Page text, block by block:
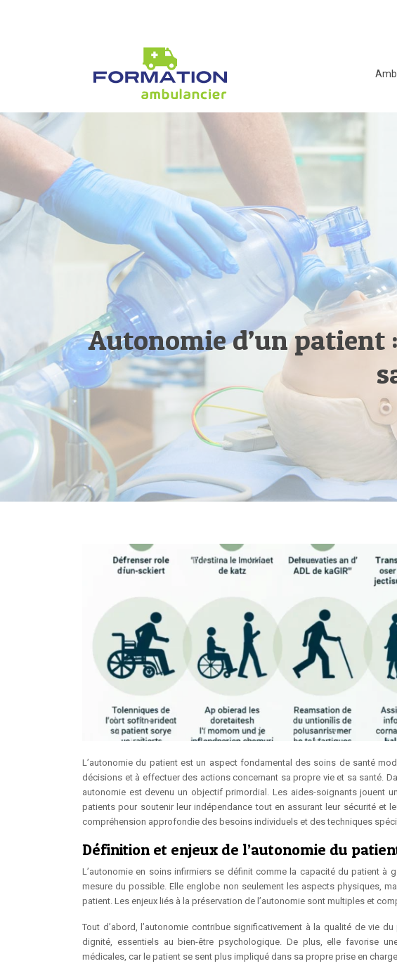
Autonomie d’un patient
L’autonomie du patient est un aspect fondamental des soins de santé
décisions et à effectuer des actions concernant sa propre vie et sa santé.
autonomie est devenu un objectif primordial. Les aides-soignants jouent
patients pour soutenir leur indépendance tout en assurant leur sécurité et
compréhension approfondie des besoins individuels et des techniques
Définition et enjeux de l’autonomie du
L’autonomie en soins infirmiers se définit comme la capacité du patient à
mesure du possible. Elle englobe non seulement les aspects physiques,
patient. Les enjeux liés à la préservation de l’autonomie sont multiples et
Tout d’abord, l’autonomie contribue significativement à la qualité de vie
dignité, essentiels au bien-être psychologique. De plus, elle favorise
médicales, car le patient se sent plus impliqué dans sa propre prise en